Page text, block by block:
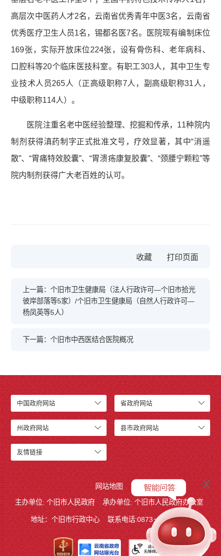
高层次中医药人才2名，云南省优秀青年中医3名，云南省
优秀医疗卫生人员1名，锡都名医7名。医院现有编制床位
169张，实际开放床位224张，设有骨伤科、老年病科、
口腔科等20个临床医技科室。有职工303人，其中卫生专
业技术人员265人（正高级职称7人，副高级职称31人，
中级职称114人）。
医院注重名老中医经验整理、挖掘和传承，11种院内
制剂获得滇药制字正式批准文号，疗效显著，其中“消遥
散”、“胃痛特效胶囊”、“胃溃疡康复胶囊”、“颈腰宁颗粒”等
院内制剂获得广大老百姓的认可。
收藏
上一篇：个旧市卫生健康局（法人行政许可—个旧市拾光
彼岸部落等5家）/个旧市卫生健康局（自然人行政许可—
杨凤英等5人）
下一篇：个旧市中西医结合医院概况
中国政府网站 省政府网站
州政府网站 县市政府网站
友情链接
网站地图
主办单位: 个旧市人民政府
承办单位: 个旧市人民政府办公室
地址：个旧市行政中心 联系电话:0873－2123215
x